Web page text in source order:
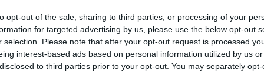
opt-out of the sale, sharing to third parties, or processing of your
for targeted advertising by us, please use the below opt-out
selection. Please note that after your opt-out request is processed
interest-based ads based on personal information utilized by us
to third parties prior to your opt-out. You may separately
por dos años de un acuerdo firmado en
en la movilidad responsable y las tecnologías
del contrato no han sido desvelados.
Hyundaimantendrá su presencia en la manga de